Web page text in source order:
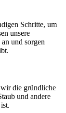
Schritte, um
unsere
und sorgen
die gründliche
und andere